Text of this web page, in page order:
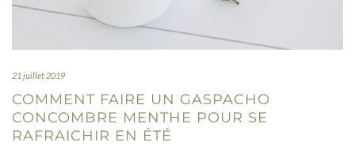
21 juillet 2019
COMMENT FAIRE UN GASPACHO
CONCOMBRE MENTHE POUR SE
RAFRAICHIR EN ÉTÉ